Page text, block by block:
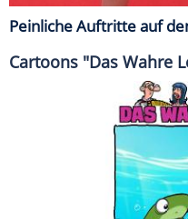
Peinliche Auftritte auf
Cartoons "Das Wahre